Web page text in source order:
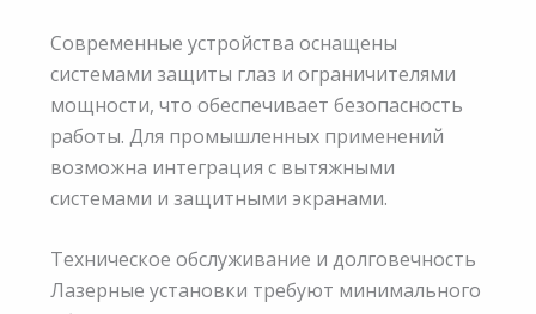
Современные устройства оснащены
системами защиты глаз и ограничителями
мощности, что обеспечивает безопасность
работы. Для промышленных применений
возможна интеграция с вытяжными
системами и защитными экранами.
Техническое обслуживание и долговечность
Лазерные установки требуют минимального